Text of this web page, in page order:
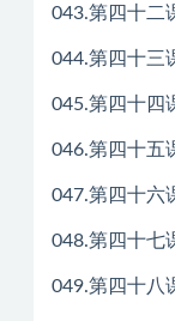
043.第四十二
044.第四十三
045.第四十四
046.第四十五
047.第四十六
048.第四十七
049.第四十八